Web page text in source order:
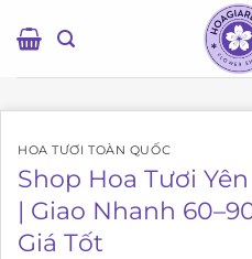
qua
HOA TƯƠI TOÀN QUỐC
Shop Hoa Tươi
| Giao Nhanh
Giá Tốt